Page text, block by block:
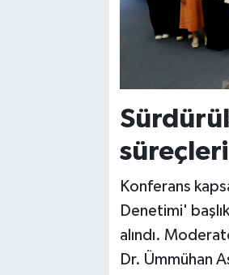
süreçleri
Konferans
Denetimi'
alındı.
Dr. Ümmühan